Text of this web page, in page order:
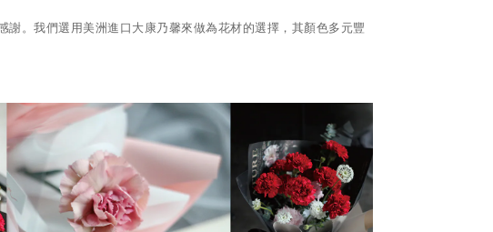
。我們選用美洲進口大康乃馨來做為花材的選擇，其顏色多元豐